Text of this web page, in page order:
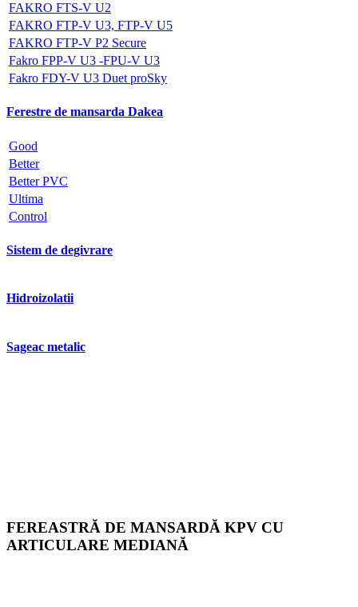
FAKRO FTS-V U2
FAKRO FTP-V U3, FTP-V U5
FAKRO FTP-V P2 Secure
Fakro FPP-V U3 -FPU-V U3
Fakro FDY-V U3 Duet proSky
Ferestre de mansarda Dakea
Good
Better
Better PVC
Ultima
Control
Sistem de degivrare
Hidroizolatii
Sageac metalic
FEREASTRĂ DE MANSARDĂ KPV CU
ARTICULARE MEDIANĂ